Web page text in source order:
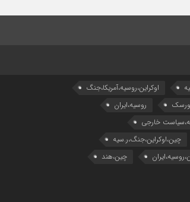
اوکراین،روسیه،آمریکا،جنگ
روسیه،ایران
خارجی
چین،اوکراین،جنگ،ر.سیه
چین،هند